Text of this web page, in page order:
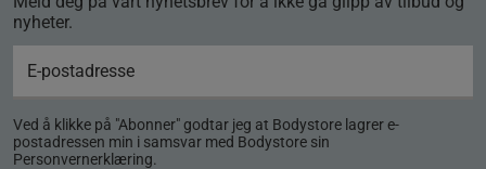
nyheter.
Ved å klikke på "Abonner" godtar jeg at Bodystore lagrer e-
postadressen min i samsvar med Bodystore sin
Personvernerklæring.